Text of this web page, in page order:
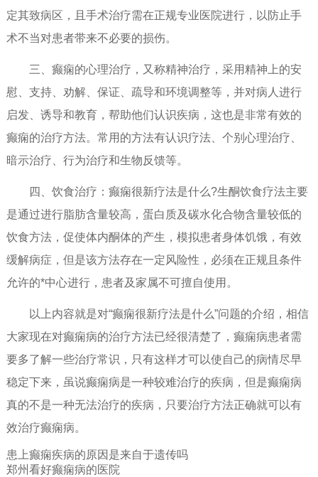
定其致病区，且手术治疗需在正规专业医院进行，以防止手
术不当对患者带来不必要的损伤。
三、癫痫的心理治疗，又称精神治疗，采用精神上的安
慰、支持、劝解、保证、疏导和环境调整等，并对病人进行
启发、诱导和教育，帮助他们认识疾病，这也是非常有效的
癫痫的治疗方法。常用的方法有认识疗法、个别心理治疗、
暗示治疗、行为治疗和生物反馈等。
四、饮食治疗：癫痫很新疗法是什么?生酮饮食疗法主要
是通过进行脂肪含量较高，蛋白质及碳水化合物含量较低的
饮食方法，促使体内酮体的产生，模拟患者身体饥饿，有效
缓解病症，但是该方法存在一定风险性，必须在正规且条件
允许的*中心进行，患者及家属不可擅自使用。
以上内容就是对“癫痫很新疗法是什么”问题的介绍，相信
大家现在对癫痫病的治疗方法已经很清楚了，癫痫病患者需
要多了解一些治疗常识，只有这样才可以使自己的病情尽早
稳定下来，虽说癫痫病是一种较难治疗的疾病，但是癫痫病
真的不是一种无法治疗的疾病，只要治疗方法正确就可以有
效治疗癫痫病。
患上癫痫疾病的原因是来自于遗传吗
郑州看好癫痫病的医院